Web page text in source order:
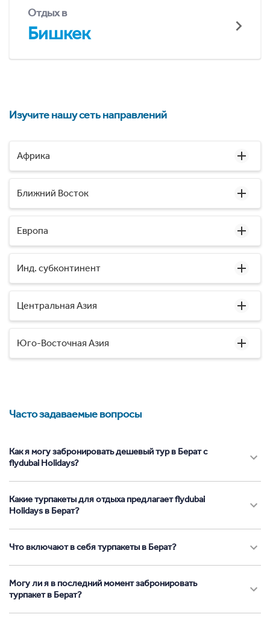
Отдых в
Бишкек
Изучите нашу сеть направлений
Африка
Ближний Восток
Европа
Инд. субконтинент
Центральная Азия
Юго-Восточная Азия
Часто задаваемые вопросы
Как я могу забронировать дешевый тур в Берат с
flydubai Holidays?
Какие турпакеты для отдыха предлагает flydubai
Holidays в Берат?
Что включают в себя турпакеты в Берат?
Могу ли я в последний момент забронировать
турпакет в Берат?